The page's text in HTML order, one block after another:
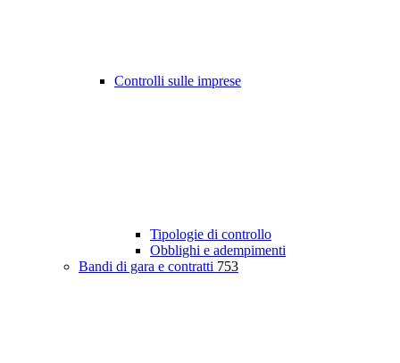
Controlli sulle imprese
Tipologie di controllo
Obblighi e adempimenti
Bandi di gara e contratti 753